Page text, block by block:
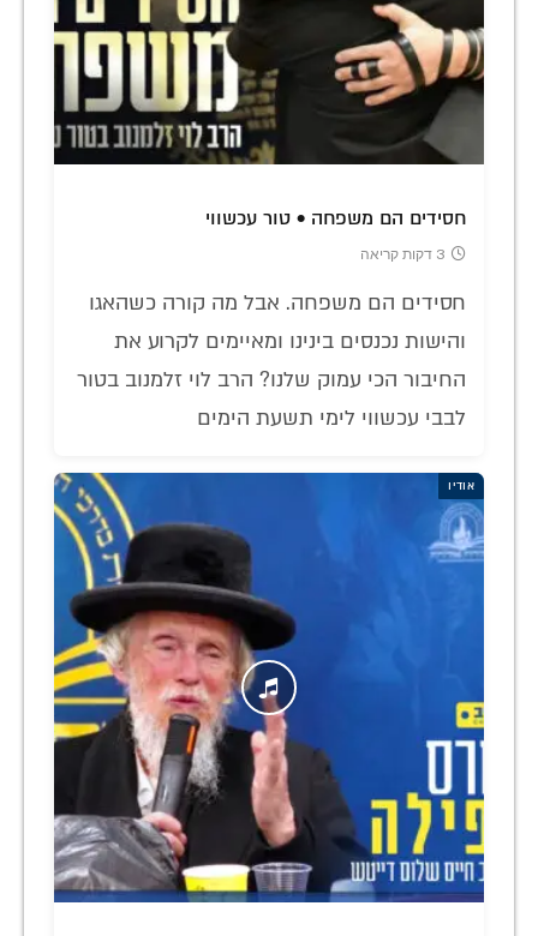
חסידים הם משפחה • טור עכשווי
3 דקות קריאה
חסידים הם משפחה. אבל מה קורה כשהאגו
והישות נכנסים בינינו ומאיימים לקרוע את
החיבור הכי עמוק שלנו? הרב לוי זלמנוב בטור
לבבי עכשווי לימי תשעת הימים
אודיו